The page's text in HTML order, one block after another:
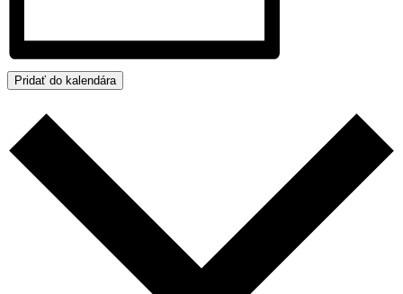
Pridať do kalendára